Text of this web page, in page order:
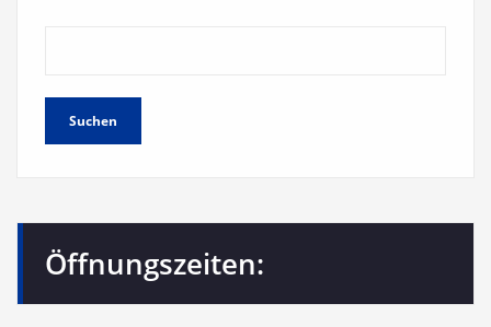
Suchen
Öffnungszeiten: